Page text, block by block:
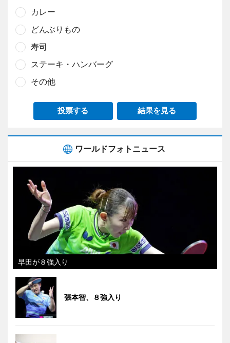
カレー
どんぶりもの
寿司
ステーキ・ハンバーグ
その他
投票する 結果を見る
ワールドフォトニュース
早田が８強入り
張本智、８強入り